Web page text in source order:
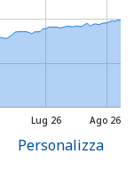
Lug 26 Ago 26
Personalizza